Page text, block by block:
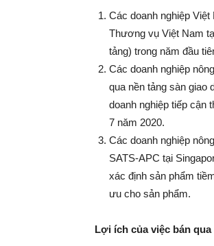
Các doanh nghiệp
Thương vụ Việt Nam
tảng) trong năm đầu
Các doanh nghiệp
qua nền tảng sàn giao
doanh nghiệp tiếp cận
7 năm 2020.
Các doanh nghiệp
SATS-APC tại
xác định sản phẩm
ưu cho sản phẩm.
Lợi ích của việc bán